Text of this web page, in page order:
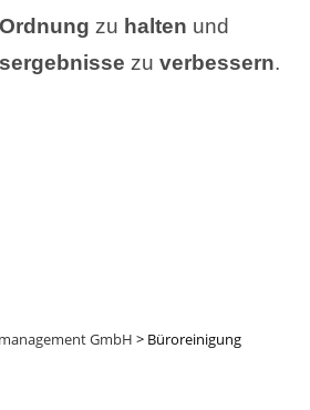
Ordnung zu halten und
zuverbessern.
GmbH > Büroreinigung